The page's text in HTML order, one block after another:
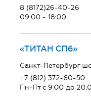
8 (8172)26-40-26
09:00 - 18:00
«ТИТАН СПб»
Санкт-Петербург
+7 (812) 372-60-50
Пн-Пт с 9:00 до